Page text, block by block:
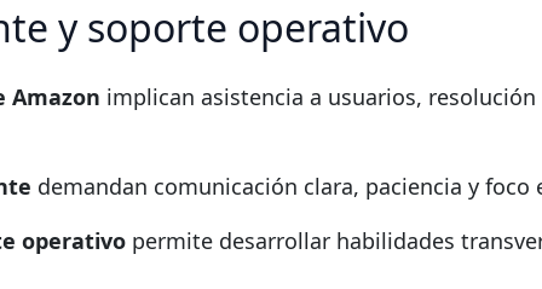
y soporte operativo
Amazon implican asistencia a usuarios,
demandan comunicación clara, paciencia y foco
operativo permite desarrollar habilidades